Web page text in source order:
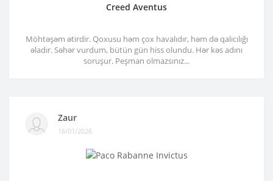
Creed Aventus
Möhtəşəm ətirdir. Qoxusu həm çox havalıdır, həm də qalıcılığı
əladır. Səhər vurdum, bütün gün hiss olundu. Hər kəs adını
soruşur. Peşman olmazsınız...
Zaur
16/01/2026